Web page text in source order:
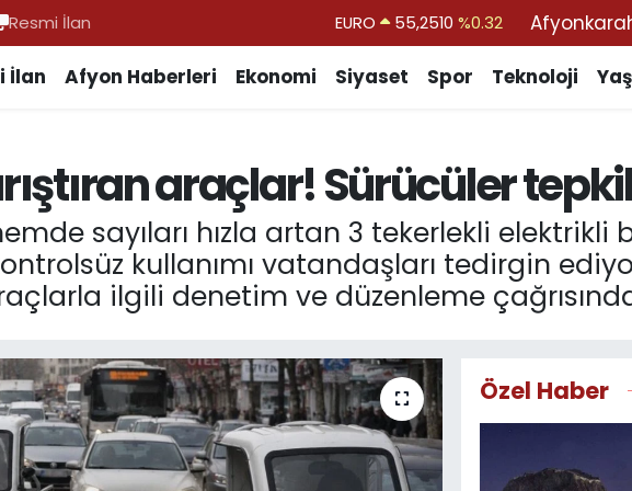
Resmi İlan STERLİN 64,4811 %0.38
DOLAR
47,7436%0.18
EURO
55,2510 %0.32
İlan Afyon Haberleri Ekonomi Siyaset Spor Teknoloji
araçlar! Sürücüler
sayıları hızla artan 3 tekerlekli elektrikli
kullanımı vatandaşları tedirgin
ilgili denetim ve düzenleme
Özel Haber